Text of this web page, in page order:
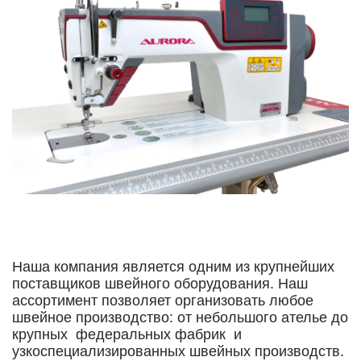
Наша компания является одним из крупнейших
поставщиков швейного оборудования. Наш
ассортимент позволяет организовать любое
швейное производство: от небольшого ателье до
крупных федеральных фабрик и
узкоспециализированных швейных производств.